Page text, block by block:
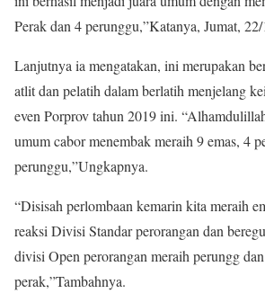
Perak dan 4 perunggu,”Katanya, Jumat,
Lanjutnya ia mengatakan, ini merupakan
atlit dan pelatih dalam berlatih menjelang
even Porprov tahun 2019 ini.
umum cabor menembak meraih 9 emas, 4
perunggu,”Ungkapnya.
“Disisah perlombaan kemarin kita meraih
reaksi Divisi Standar perorangan dan
divisi Open perorangan meraih perungg
perak,”Tambahnya.